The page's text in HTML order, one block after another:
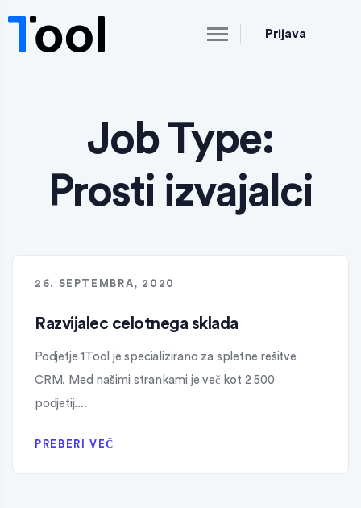
Prijava
Job Type:
Prosti izvajalci
26. SEPTEMBRA, 2020
Razvijalec celotnega sklada
Podjetje 1Tool je specializirano za spletne rešitve
CRM. Med našimi strankami je več kot 2 500
podjetij....
PREBERI VEČ